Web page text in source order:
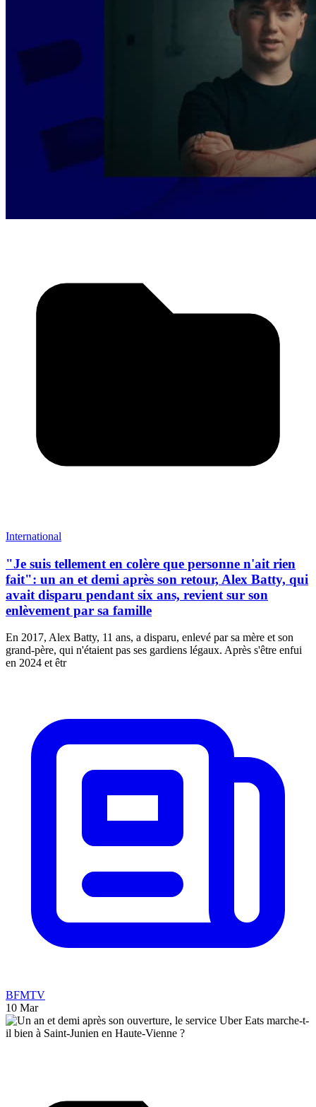
International
"Je suis tellement en colère que personne n'ait rien
fait": un an et demi après son retour, Alex Batty, qui
avait disparu pendant six ans, revient sur son
enlèvement par sa famille
En 2017, Alex Batty, 11 ans, a disparu, enlevé par sa mère et son
grand-père, qui n'étaient pas ses gardiens légaux. Après s'être enfui
en 2024 et êtr
BFMTV
10 Mar